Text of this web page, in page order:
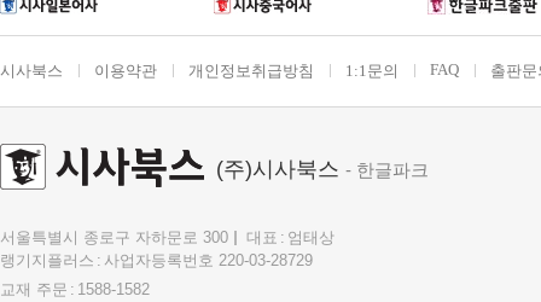
시사북스 이용약관 개인정보취급방침 1:1문의 FAQ 출판문
(주)시사북스 - 한글파크
서울특별시 종로구 자하문로 300 대표
엄태상
랭기지플러스
사업자등록번호 220-03-28729
교재 주문
1588-1582